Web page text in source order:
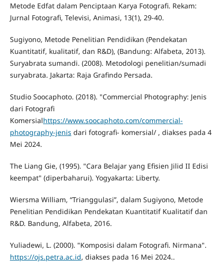
Metode Edfat dalam Penciptaan Karya Fotografi. Rekam:
Jurnal Fotografi, Televisi, Animasi, 13(1), 29-40.
Sugiyono, Metode Penelitian Pendidikan (Pendekatan
Kuantitatif, kualitatif, dan R&D), (Bandung: Alfabeta, 2013).
Suryabrata sumandi. (2008). Metodologi penelitian/sumadi
suryabrata. Jakarta: Raja Grafindo Persada.
Studio Soocaphoto. (2018). "Commercial Photography: Jenis
dari Fotografi
Komersialhttps://www.soocaphoto.com/commercial-
photography-jenis dari fotografi- komersial/ , diakses pada 4
Mei 2024.
The Liang Gie, (1995). "Cara Belajar yang Efisien Jilid II Edisi
keempat" (diperbaharui). Yogyakarta: Liberty.
Wiersma William, “Trianggulasi”, dalam Sugiyono, Metode
Penelitian Pendidikan Pendekatan Kuantitatif Kualitatif dan
R&D. Bandung, Alfabeta, 2016.
Yuliadewi, L. (2000). "Komposisi dalam Fotografi. Nirmana".
https://ojs.petra.ac.id, diakses pada 16 Mei 2024..